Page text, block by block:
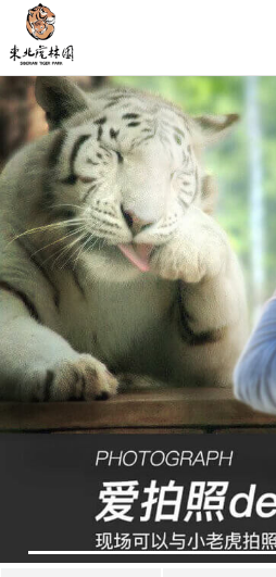
东北虎林园
东北虎林园全案策
1